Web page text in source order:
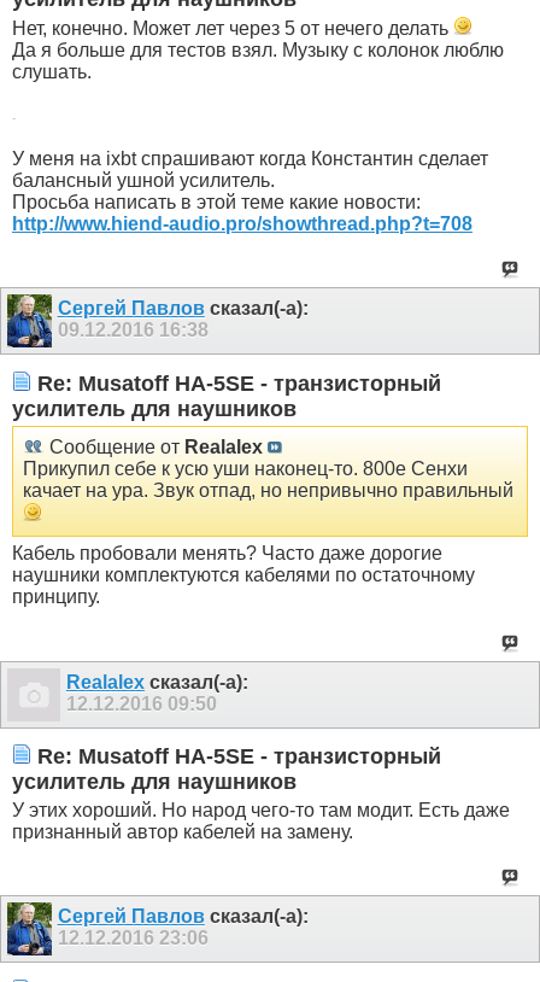
Нет, конечно. Может лет через 5 от нечего делать
Да я больше для тестов взял. Музыку с колонок люблю
слушать.
-
У меня на ixbt спрашивают когда Константин сделает
балансный ушной усилитель.
Просьба написать в этой теме какие новости:
http://www.hiend-audio.pro/showthread.php?t=708
Сергей Павловсказал(-а):
09.12.2016 16:38
Re: Musatoff HA-5SE - транзисторный
усилитель для наушников
Сообщение от Realalex
Прикупил себе к усю уши наконец-то. 800е Сенхи
качает на ура. Звук отпад, но непривычно правильный
Кабель пробовали менять? Часто даже дорогие
наушники комплектуются кабелями по остаточному
принципу.
Realalex сказал(-а):
12.12.2016 09:50
Re: Musatoff HA-5SE - транзисторный
усилитель для наушников
У этих хороший. Но народ чего-то там модит. Есть даже
признанный автор кабелей на замену.
Сергей Павловсказал(-а):
12.12.2016 23:06